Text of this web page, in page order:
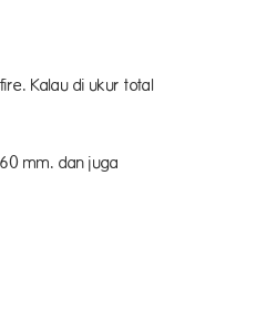
Kalau di ukur total
mm. dan juga